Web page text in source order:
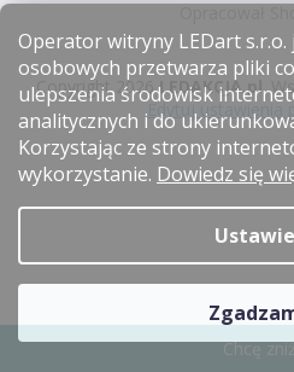
Operator witryny LEDart
osobowych przetwarza pliki
ulepszenia środowisk
analitycznych i do
Korzystając ze strony
wykorzystanie. Dowiedz się
o
Copyright 2026LEDAKCJA.pl.
Edytuj ustawienia
Chcę